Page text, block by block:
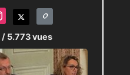
/ 5.773 vues